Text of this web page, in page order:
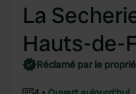
La
Hauts-de-
Réclamé par le